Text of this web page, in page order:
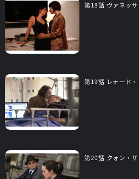
第18話 ヴァネッサ
第19話 レナード
第20話 クォン・ザ